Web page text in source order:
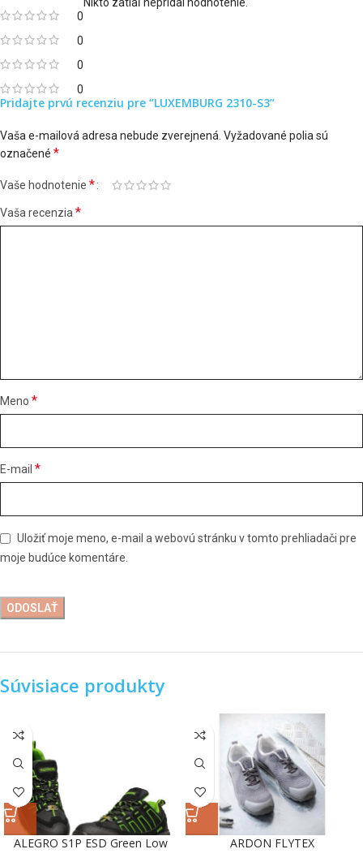
0
0
0
0
Pridajte prvú recenziu pre “LUXEMBURG 2310-S3”
Vaša e-mailová adresa nebude zverejnená. Vyžadované polia sú
označené *
Vaše hodnotenie *
Vaša recenzia *
Meno *
E-mail *
Uložiť moje meno, e-mail a webovú stránku v tomto prehliadači pre
moje budúce komentáre.
Súvisiace produkty
ALEGRO S1P ESD Green Low ARDON FLYTEX